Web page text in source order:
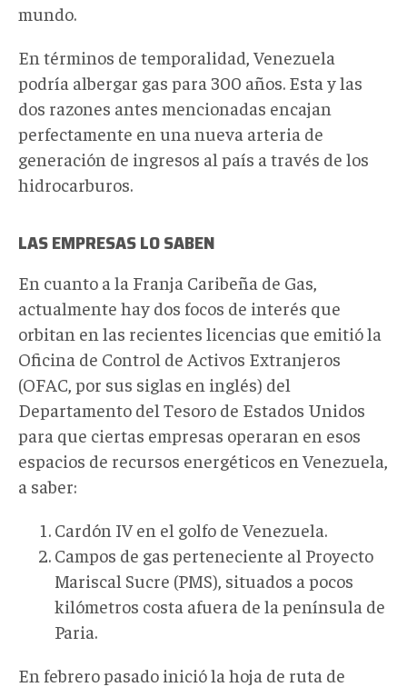
mundo.
En términos de temporalidad, Venezuela
podría albergar gas para 300 años. Esta y las
dos razones antes mencionadas encajan
perfectamente en una nueva arteria de
generación de ingresos al país a través de los
hidrocarburos.
LAS EMPRESAS LO SABEN
En cuanto a la Franja Caribeña de Gas,
actualmente hay dos focos de interés que
orbitan en las recientes licencias que emitió la
Oficina de Control de Activos Extranjeros
(OFAC, por sus siglas en inglés) del
Departamento del Tesoro de Estados Unidos
para que ciertas empresas operaran en esos
espacios de recursos energéticos en Venezuela,
a saber:
Cardón IV en el golfo de Venezuela.
Campos de gas perteneciente al Proyecto
Mariscal Sucre (PMS), situados a pocos
kilómetros costa afuera de la península de
Paria.
En febrero pasado inició la hoja de ruta de